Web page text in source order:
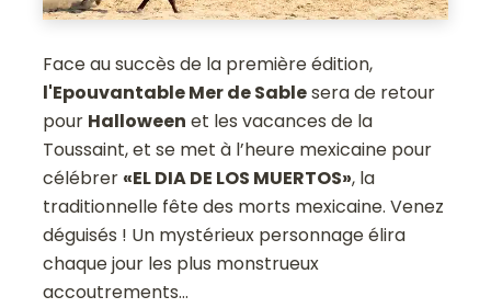
Face au succès de la première édition,
l'Epouvantable Mer de Sablesera de retour
pour Halloween et les vacances de la
Toussaint, et se met à l’heure mexicaine pour
célébrer «EL DIA DE LOS MUERTOS», la
traditionnelle fête des morts mexicaine. Venez
déguisés ! Un mystérieux personnage élira
chaque jour les plus monstrueux
accoutrements…